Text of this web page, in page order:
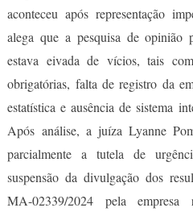
aconteceu após representação
alega que a pesquisa de opinião
estava eivada de vícios, tais
obrigatórias, falta de registro da
estatística e ausência de sistema
Após análise, a juíza Lyanne
parcialmente a tutela de
suspensão da divulgação dos
MA-02339/2024 pela